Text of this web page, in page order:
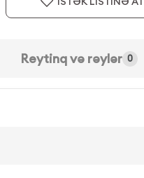
Reytinq və rəylər 0